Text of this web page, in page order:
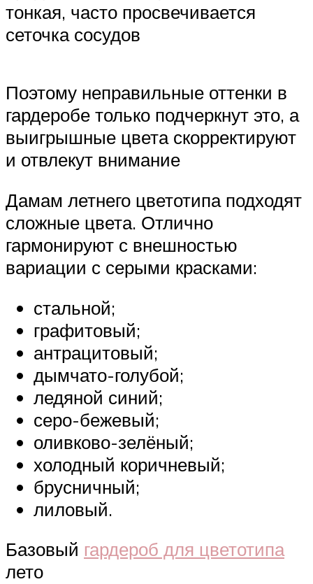
тонкая, часто просвечивается
сеточка сосудов
Поэтому неправильные оттенки в
гардеробе только подчеркнут это, а
выигрышные цвета скорректируют
и отвлекут внимание
Дамам летнего цветотипа подходят
сложные цвета. Отлично
гармонируют с внешностью
вариации с серыми красками:
стальной;
графитовый;
антрацитовый;
дымчато-голубой;
ледяной синий;
серо-бежевый;
оливково-зелёный;
холодный коричневый;
брусничный;
лиловый.
Базовый гардероб для цветотипа
лето